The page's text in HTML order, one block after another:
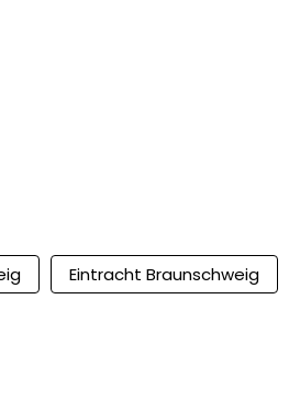
Eintracht Braunschweig